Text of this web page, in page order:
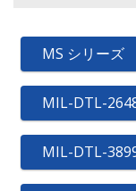
MS シリーズ
MIL-DTL-
MIL-DTL-